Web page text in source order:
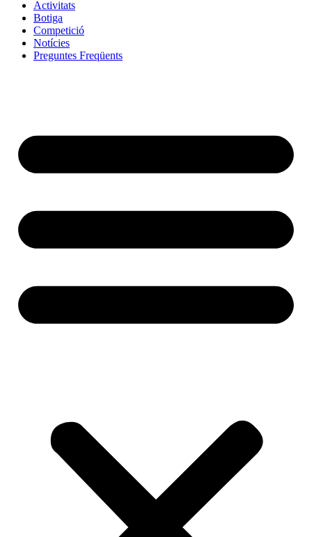
Activitats
Botiga
Competició
Notícies
Preguntes Freqüents